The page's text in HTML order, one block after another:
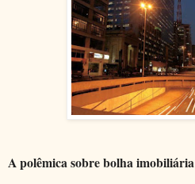
A polêmica sobre bolha imobiliária